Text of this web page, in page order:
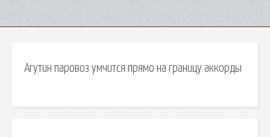
Агутин паровоз умчится прямо на границу аккорды